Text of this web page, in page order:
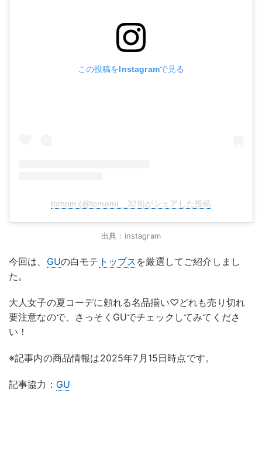
この投稿をInstagramで見る
tomomi(@tomomi__328)がシェアした投稿
出典：instagram
今回は、 GUの白モテ トップス を厳選してご紹介しまし
た。
大人女子の夏コーデに頼れる名品揃い♡どれも売り切れ
要注意なので、さっそくGUでチェックしてみてくださ
い！
※記事内の商品情報は2025年7月15日時点です。
記事協力： GU